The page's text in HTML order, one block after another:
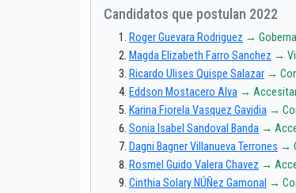
Candidatos que postulan 2022
Roger Guevara Rodriguez →
Magda Elizabeth Farro Sanchez →
Ricardo Ulises Quispe Salazar →
Eddson Mostacero Alva →
Karina Fiorela Vasquez Gavidia →
Sonia Isabel Sandoval Banda →
Dagni Bagner Villanueva Terrones →
Rosmel Guido Valera Chavez →
Cinthia Solary NÚÑez Gamonal →